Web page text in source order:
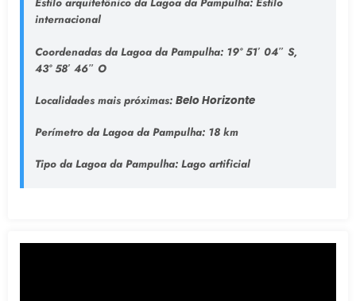
Estilo arquitetônico da Lagoa da Pampulha:Estilo
internacional
Coordenadas da Lagoa da Pampulha:19° 51′ 04″ S,
43° 58′ 46″ O
Localidades mais próximas: Belo Horizonte
Perímetro da Lagoa da Pampulha:18 km
Tipo da Lagoa da Pampulha: Lago artificial